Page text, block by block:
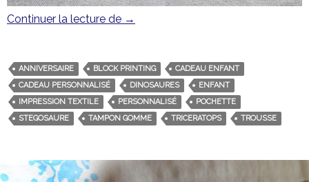
Continuer la lecture de Une trousse dinosaure pour ranger
→
ANNIVERSAIRE BLOCK PRINTING
CADEAU ENFANT
CADEAU PERSONNALISÉ
DINOSAURES
ENFANT
IMPRESSION TEXTILE
PERSONNALISÉ
POCHETTE
STEGOSAURE
TAMPON GOMME TRICERATOPS TROUSSE